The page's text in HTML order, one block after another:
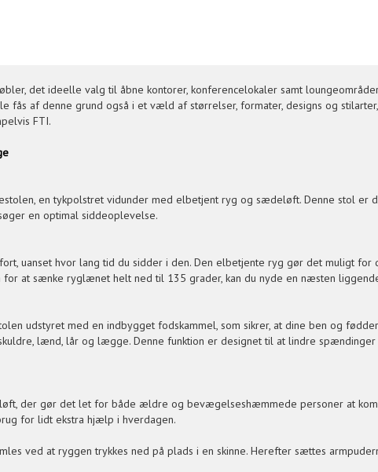
det ideelle valg til åbne kontorer, konferencelokaler samt
fås af denne grund også i et væld af størrelser, formater, designs og
FTI.
en tykpolstret vidunder med elbetjent ryg og sædeløft. Denne stol
en optimal siddeoplevelse.
uanset hvor lang tid du sidder i den. Den elbetjente ryg gør det muligt
for at sænke ryglænet helt ned til 135 grader, kan du nyde en næsten
udstyret med en indbygget fodskammel, som sikrer, at dine ben og
lænd, lår og lægge. Denne funktion er designet til at lindre
der gør det let for både ældre og bevægelseshæmmede personer at
for lidt ekstra hjælp i hverdagen.
ved at ryggen trykkes ned på plads i en skinne. Herefter sættes